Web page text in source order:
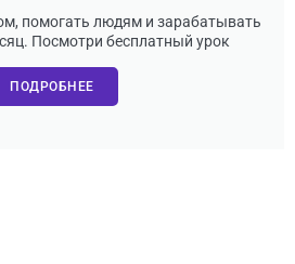
помогать людям и зарабатывать
Посмотри бесплатный урок
ПОДРОБНЕЕ